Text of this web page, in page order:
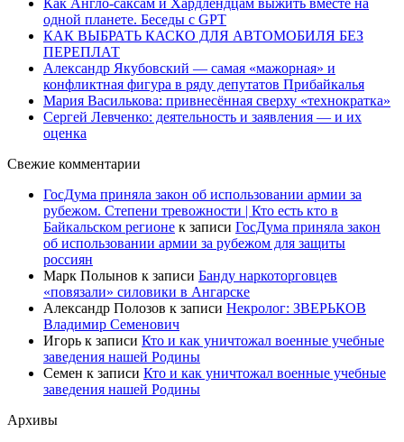
Как Англо-саксам и Хардлендцам выжить вместе на
одной планете. Беседы с GPT
КАК ВЫБРАТЬ КАСКО ДЛЯ АВТОМОБИЛЯ БЕЗ
ПЕРЕПЛАТ
Александр Якубовский — самая «мажорная» и
конфликтная фигура в ряду депутатов Прибайкалья
Мария Василькова: привнесённая сверху «технократка»
Сергей Левченко: деятельность и заявления — и их
оценка
Свежие комментарии
ГосДума приняла закон об использовании армии за
рубежом. Степени тревожности | Кто есть кто в
Байкальском регионе к записи ГосДума приняла закон
об использовании армии за рубежом для защиты
россиян
Марк Полынов к записи Банду наркоторговцев
«повязали» силовики в Ангарске
Александр Полозов к записи Некролог: ЗВЕРЬКОВ
Владимир Семенович
Игорь к записи Кто и как уничтожал военные учебные
заведения нашей Родины
Семен к записи Кто и как уничтожал военные учебные
заведения нашей Родины
Архивы